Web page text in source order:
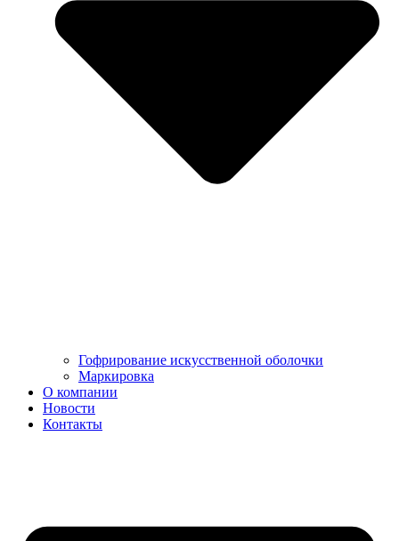
Гофрирование искусственной оболочки
Маркировка
О компании
Новости
Контакты